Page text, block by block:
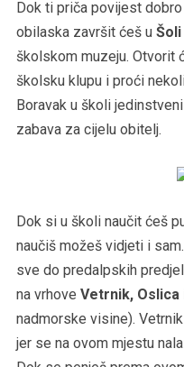
Dok ti priča povijest
obilaska završit ćeš u
školskom muzeju. Otvorit
školsku klupu i proći
Boravak u školi
zabava za cijelu obitelj.
Dok si u školi naučit ćeš
naučiš možeš vidjeti i
sve do predalpskih
na vrhove Vetrnik, Oslica
nadmorske visine).
jer se na ovom mjestu